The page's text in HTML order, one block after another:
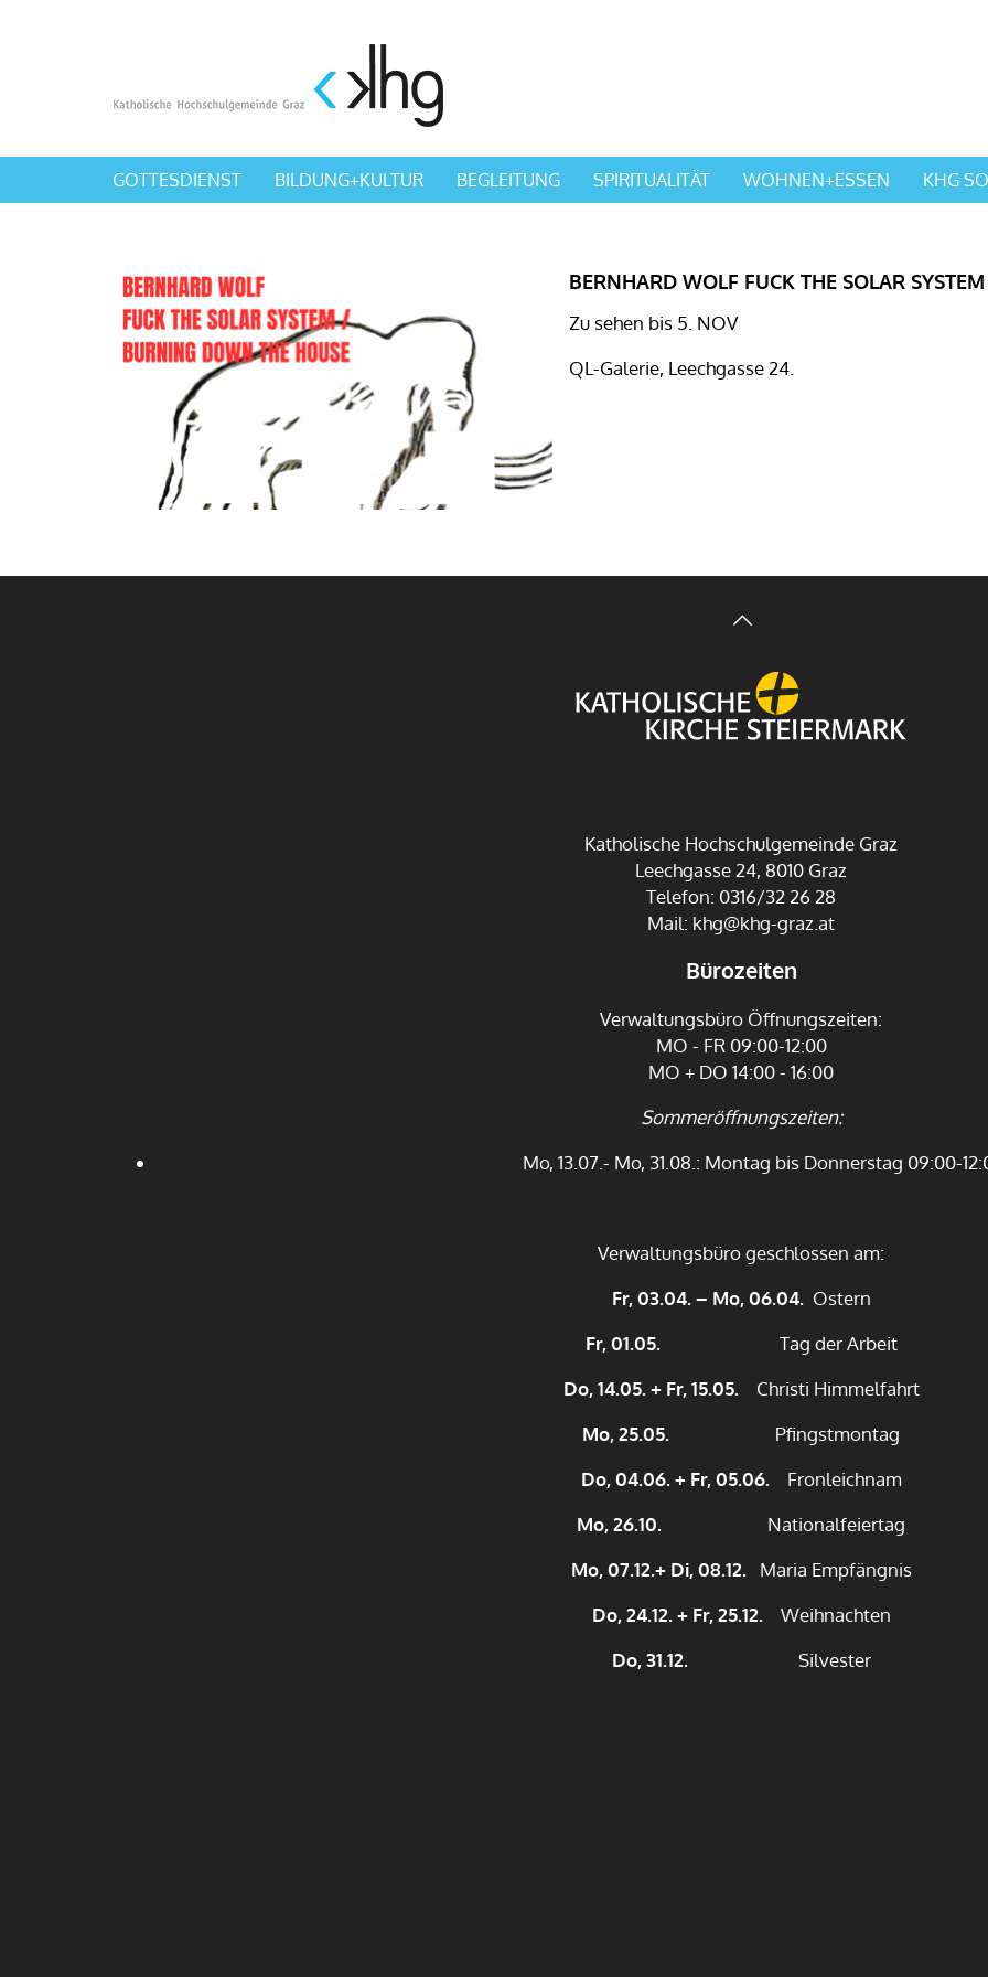
GOTTESDIENST BILDUNG+KULTUR BEGLEITUNG SPIRITUALITÄT WOHNEN+ESSEN KHG
BERNHARD WOLF FUCK THE SOLAR
Zu sehen bis 5. NOV
QL-Galerie, Leechgasse 24.
Katholische Hochschulgemeinde Graz
Leechgasse 24, 8010 Graz
Telefon: 0316/32 26 28
Mail: khg@khg-graz.at
Bürozeiten
Verwaltungsbüro Öffnungszeiten:
MO - FR 09:00-12:00
MO + DO 14:00 - 16:00
Sommeröffnungszeiten:
Mo, 13.07.- Mo, 31.08.: Montag bis Donnerstag 09:00-
Verwaltungsbüro geschlossen am:
Fr, 03.04. – Mo, 06.04.Ostern
Fr, 01.05.Tag der Arbeit
Do, 14.05. + Fr, 15.05.Christi Himmelfahrt
Mo, 25.05. Pfingstmontag
Do, 04.06. + Fr, 05.06.Fronleichnam
Mo, 26.10.
Nationalfeiertag
Mo, 07.12.+ Di, 08.12.Maria Empfängnis
Do, 24.12. + Fr, 25.12.Weihnachten
Do, 31.12.Silvester